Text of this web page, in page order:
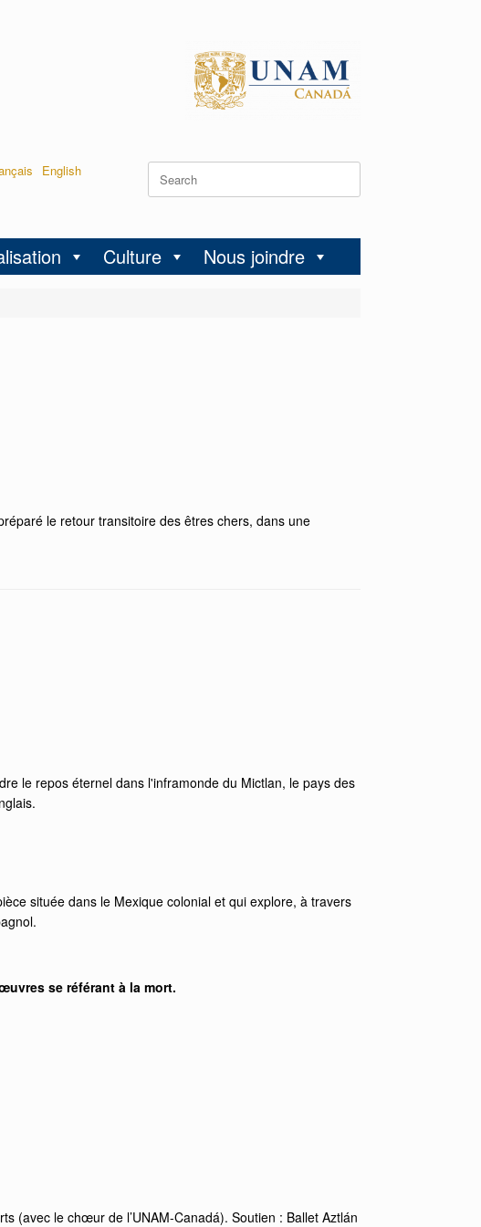
English
Culture Nous joindre
le retour transitoire des êtres chers, dans une
le repos éternel dans l'inframonde du Mictlan, le pays des
située dans le Mexique colonial et qui explore, à travers
se référant à la mort.
(avec le chœur de l’UNAM-Canadá). Soutien : Ballet Aztlán